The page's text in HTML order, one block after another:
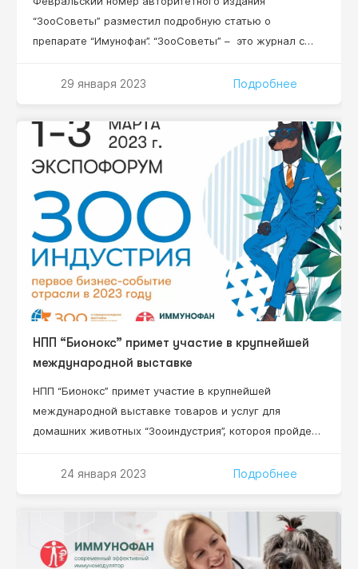
“ЗооСоветы” разместил подробную статью о
препарате “Имунофан”. “ЗооСоветы” – это журнал с
любителей домашних животных. В нем рекомендации
все сотрудники издания имеют специальное
образование и большинство — кандидатские степени.
Читайте статью о препарате “Имунофан” уже 15
29 января 2023 Подробнее
НПП “Бионокс” примет участие в крупнейшей
международной выставке
НПП “Бионокс” примет участие в крупнейшей
международной выставке товаров и услуг для
домашних животных “Зооиндустрия”, котороя пройдет
“ЭКСПОФОРУМ” в Санкт-Петербурге. Масшатабное
100 участников, 4 000 специалистов, 9 000 м2
площадь экспозиций! Номер стенда участника
выставки ООО НПП “Бионокс” – С1.
24 января 2023 Подробнее